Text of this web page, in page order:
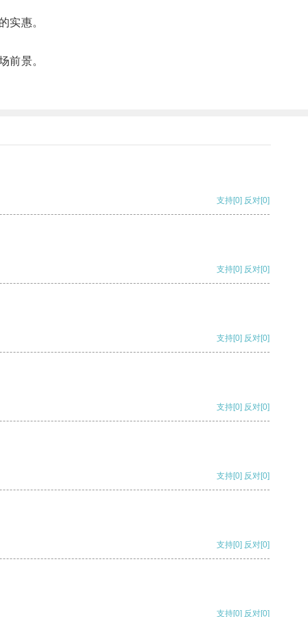
实惠。
前景。
支持[0] 反对[0]
支持[0] 反对[0]
支持[0] 反对[0]
支持[0] 反对[0]
支持[0] 反对[0]
支持[0] 反对[0]
支持[0] 反对[0]